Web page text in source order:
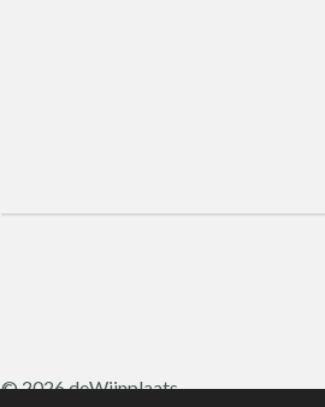
© 2026 deWijnplaats